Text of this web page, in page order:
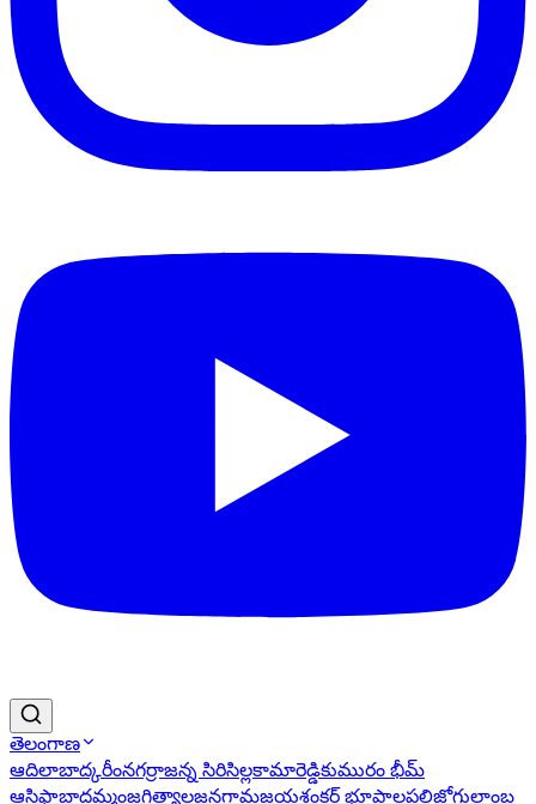
తెలంగాణ
ఆదిలాబాద్కరీంనగర్రాజన్న సిరిసిల్లకామారెడ్డికుమురం భీమ్
ఆసిఫాబాద్ఖమ్మంజగిత్యాలజనగామజయశంకర్ భూపాలపల్లిజోగులాంబ